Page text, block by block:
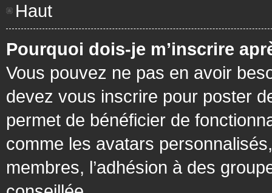
Haut
Pourquoi dois-je m’inscrire
Vous pouvez ne pas en avoir
devez vous inscrire pour poster
permet de bénéficier de
comme les avatars
membres, l’adhésion à des